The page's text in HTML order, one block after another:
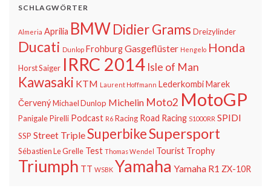
SCHLAGWÖRTER
Almeria Aprilia BMWDidier Grams Dreizylinder
Ducati Dunlop FrohburgGasgeflüster Hengelo Honda
Horst Saiger IRRC 2014 Isle of Man
Kawasaki KTM Laurent Hoffmann LederkombiMarek
ČervenýMichael Dunlop Michelin Moto2 MotoGP
PanigalePirelli Podcast R6 Racing Road Racing S1000RR SPIDI
SSP Street TripleSuperbikeSupersport
Sébastien Le Grelle Test Thomas Wendel Tourist Trophy
Triumph TT WSBK Yamaha Yamaha R1 ZX-10R